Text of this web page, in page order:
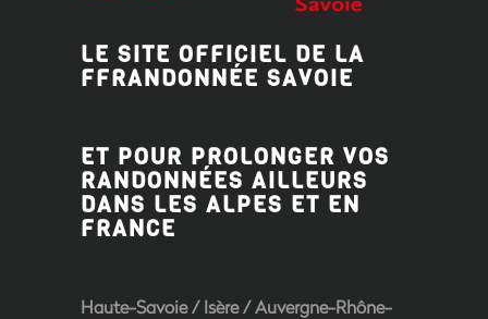
LE SITE OFFICIEL DE LA
FFRANDONNÉE SAVOIE
ET POUR PROLONGER VOS
RANDONNÉES AILLEURS
DANS LES ALPES ET EN
FRANCE
Haute-Savoie/Isère/Auvergne-Rhône-